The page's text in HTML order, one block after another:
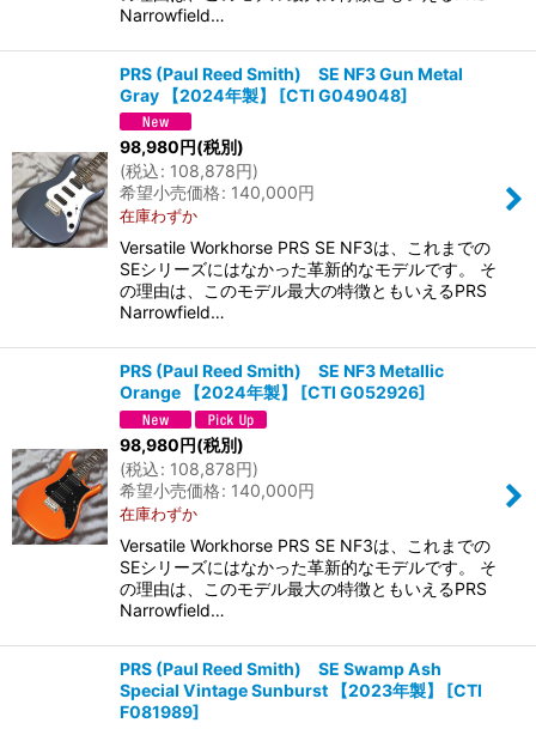
Narrowfield…
PRS (Paul Reed Smith) SE NF3 Gun Metal
Gray 【2024年製】
[CTI G049048]
98,980 円(税別)
(税込: 108,878円)
希望小売価格: 140,000円
在庫わずか
Versatile Workhorse PRS SE NF3は、これまでの
SEシリーズにはなかった革新的なモデルです。 そ
の理由は、このモデル最大の特徴ともいえるPRS
Narrowfield…
PRS (Paul Reed Smith) SE NF3 Metallic
Orange 【2024年製】
[CTI G052926]
98,980円(税別)
(税込: 108,878円)
希望小売価格: 140,000円
在庫わずか
Versatile Workhorse PRS SE NF3は、これまでの
SEシリーズにはなかった革新的なモデルです。 そ
の理由は、このモデル最大の特徴ともいえるPRS
Narrowfield…
PRS (Paul Reed Smith) SE Swamp Ash
Special Vintage Sunburst 【2023年製】
[CTI
F081989]